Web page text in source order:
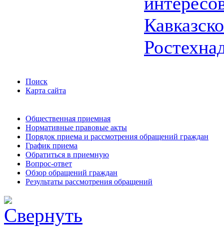
Поиск
Карта сайта
Общественная приемная
Нормативные правовые акты
Порядок приема и рассмотрения обращений граждан
График приема
Обратиться в приемную
Вопрос-ответ
Обзор обращений граждан
Результаты рассмотрения обращений